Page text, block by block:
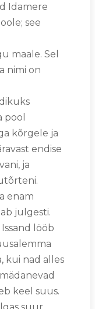
Idamere
see
maale. Sel
nimi on
pool
kõrgele ja
endise
ja
enam
julgesti.
lööb
kui nad alles
keel suus.
suur